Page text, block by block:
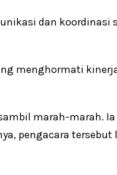
dan koordinasi
menghormati
marah-marah.
pengacara